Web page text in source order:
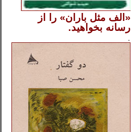
«الف مثل باران» را از
رسانه بخواهید.
.